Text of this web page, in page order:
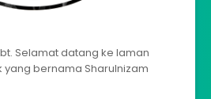
Selamat datang ke laman
bernama Sharulnizam